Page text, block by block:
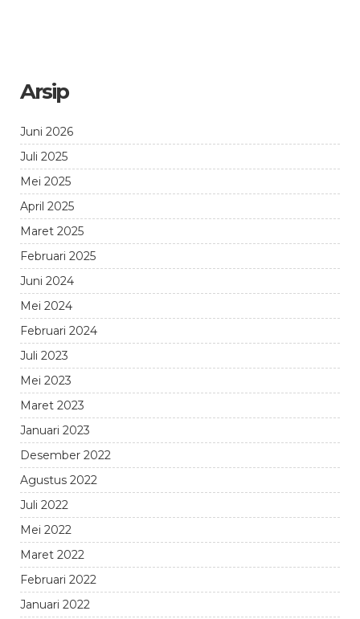
Arsip
Juni 2026
Juli 2025
Mei 2025
April 2025
Maret 2025
Februari 2025
Juni 2024
Mei 2024
Februari 2024
Juli 2023
Mei 2023
Maret 2023
Januari 2023
Desember 2022
Agustus 2022
Juli 2022
Mei 2022
Maret 2022
Februari 2022
Januari 2022